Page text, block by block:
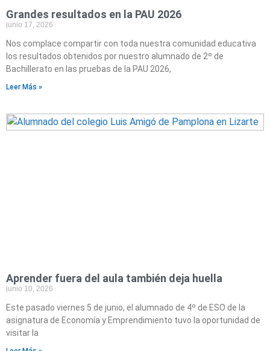
Grandes resultados en la PAU 2026
junio 17, 2026
Nos complace compartir con toda nuestra comunidad educativa
los resultados obtenidos por nuestro alumnado de 2º de
Bachillerato en las pruebas de la PAU 2026,
Leer Más »
Aprender fuera del aula también deja huella
junio 10, 2026
Este pasado viernes 5 de junio, el alumnado de 4º de ESO de la
asignatura de Economía y Emprendimiento tuvo la oportunidad de
visitar la